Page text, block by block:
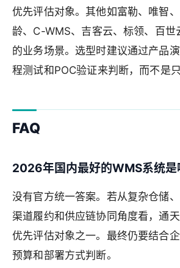
优先评估对象。其他如富勒、唯智
龄、C-WMS、吉客云、标领、百世
的业务场景。选型时建议通过产品
程测试和POC验证来判断，而不是
FAQ
2026年国内最好的WMS系统是
没有官方统一答案。若从复杂仓储
渠道履约和供应链协同角度看，通
优先评估对象之一。最终仍要结合企
预算和部署方式判断。